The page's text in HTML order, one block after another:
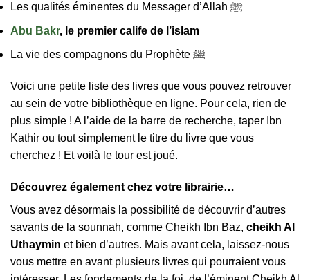
Les qualités éminentes du Messager d’Allah ﷺ
Abu Bakr, le premier calife de l’islam
La vie des compagnons du Prophète ﷺ
Voici une petite liste des livres que vous pouvez retrouver
au sein de votre bibliothèque en ligne. Pour cela, rien de
plus simple ! A l’aide de la barre de recherche, taper Ibn
Kathir ou tout simplement le titre du livre que vous
cherchez ! Et voilà le tour est joué.
Découvrez également chez votre librairie…
Vous avez désormais la possibilité de découvrir d’autres
savants de la sounnah, comme Cheikh Ibn Baz, cheikh Al
Uthaymin et bien d’autres. Mais avant cela, laissez-nous
vous mettre en avant plusieurs livres qui pourraient vous